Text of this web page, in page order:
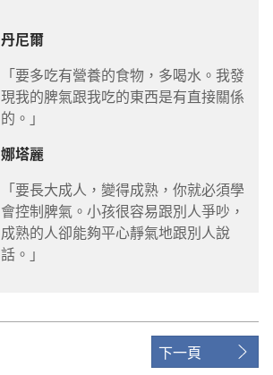
丹尼爾
「要多吃有營養的食物，多喝水。我發
現我的脾氣跟我吃的東西是有直接關係
的。」
娜塔麗
「要長大成人，變得成熟，你就必須學
會控制脾氣。小孩很容易跟別人爭吵，
成熟的人卻能夠平心靜氣地跟別人說
話。」
下一頁